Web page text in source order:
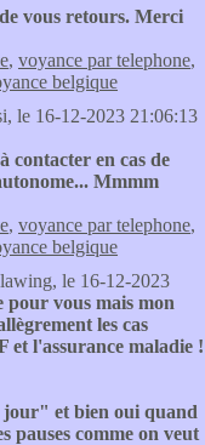
vous retours. Merci
, voyance par telephone,
belgique
le 16-12-2023 21:06:13
contacter en cas de
Mmmm
, voyance par telephone,
belgique
le 16-12-2023
pour vous mais mon
les cas
et l'assurance maladie !
jour" et bien oui quand
pauses comme on veut